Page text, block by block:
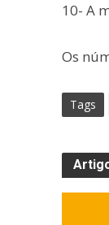
10- A
Os
Tags